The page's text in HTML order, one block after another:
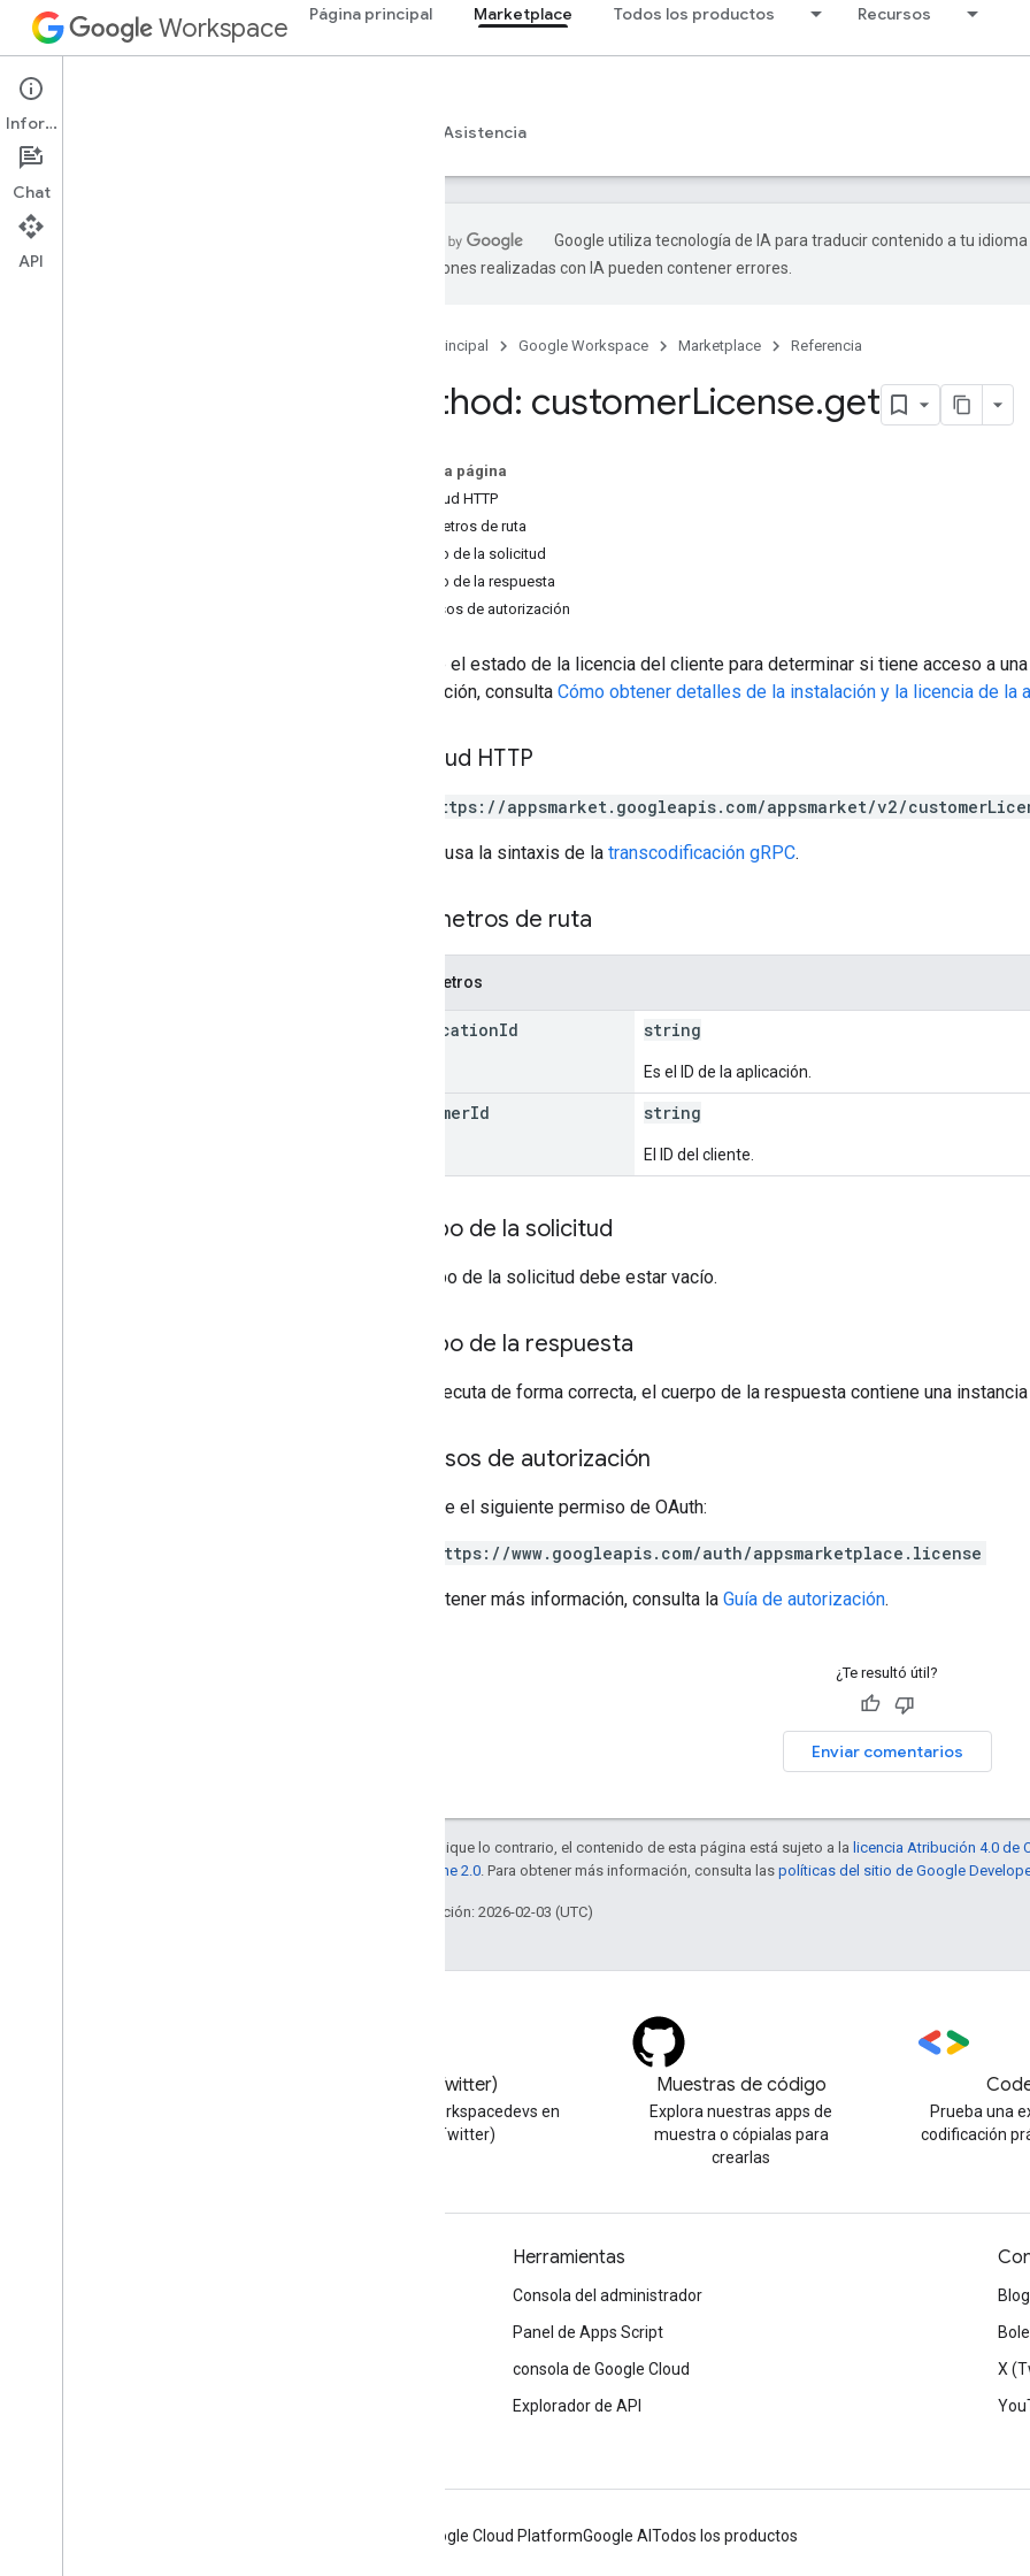
Workspace Página principal Marketplace Todos los productos Recursos
Marketplace
Descripción general Asistencia
Google utiliza tecnología de IA para traducir contenido a tu
traducciones realizadas con IA pueden contener errores.
Página principal Google Workspace Marketplace Referencia
Method: customerLicense.get
En esta página
Solicitud HTTP
Parámetros de ruta
Cuerpo de la solicitud
Cuerpo de la respuesta
Permisos de autorización
Obtiene el estado de la licencia del cliente para determinar si tiene acceso a
información, consulta Cómo obtener detalles de la instalación y la licencia de la
Solicitud HTTP
GET https://appsmarket.googleapis.com/appsmarket/v2/
La URL usa la sintaxis de la transcodificación gRPC.
Parámetros de ruta
Parámetros
applicationId string
Es el ID de la aplicación.
customerId string
El ID del cliente.
Cuerpo de la solicitud
El cuerpo de la solicitud debe estar vacío.
Cuerpo de la respuesta
Si se ejecuta de forma correcta, el cuerpo de la respuesta contiene una
Permisos de autorización
Requiere el siguiente permiso de OAuth:
https://www.googleapis.com/auth/appsmarketplace.license
Para obtener más información, consulta la Guía de autorización.
¿Te resultó útil?
Enviar comentarios
Salvo que se indique lo contrario, el contenido de esta página está sujeto a la licencia Atribución 4.0 de
licencia Apache 2.0 . Para obtener más información, consulta las políticas del sitio de Google
Última actualización: 2026-02-03 (UTC)
X (Twitter)
Sigue a @workspacedevs en
X (Twitter)
Muestras de código
Explora nuestras apps de
muestra o cópialas para
crearlas
Prueba una
codificación
Herramientas
Consola del administrador
Panel de Apps Script
consola de Google Cloud
Explorador de API
Blog
X
Google Cloud PlatformGoogle AI Todos los productos
Información
Chat
API